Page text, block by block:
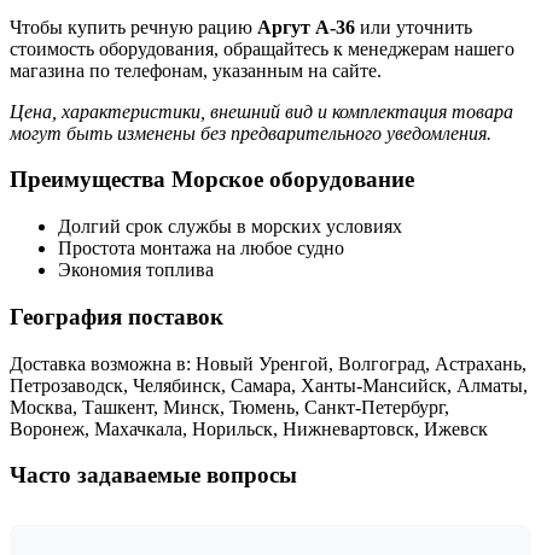
Чтобы купить речную рацию Аргут А-36 или уточнить
стоимость оборудования, обращайтесь к менеджерам нашего
магазина по телефонам, указанным на сайте.
Цена, характеристики, внешний вид и комплектация товара
могут быть изменены без предварительного уведомления.
Преимущества Морское оборудование
Долгий срок службы в морских условиях
Простота монтажа на любое судно
Экономия топлива
География поставок
Доставка возможна в: Новый Уренгой, Волгоград, Астрахань,
Петрозаводск, Челябинск, Самара, Ханты-Мансийск, Алматы,
Москва, Ташкент, Минск, Тюмень, Санкт-Петербург,
Воронеж, Махачкала, Норильск, Нижневартовск, Ижевск
Часто задаваемые вопросы